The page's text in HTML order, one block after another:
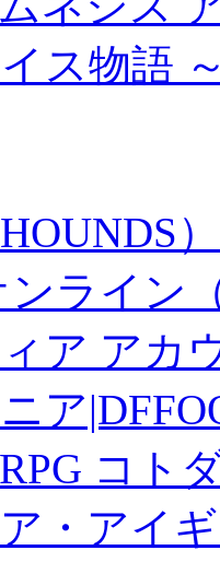
ス物語
ライン
ア アカ
ア
コト
・アイ